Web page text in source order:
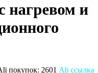
нагревом и
покупок: 2601 Ali ссылка